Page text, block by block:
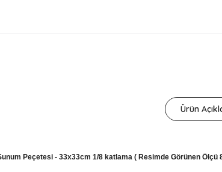
Ürün
Peçetesi - 33x33cm 1/8 katlama ( Resimde Görünen